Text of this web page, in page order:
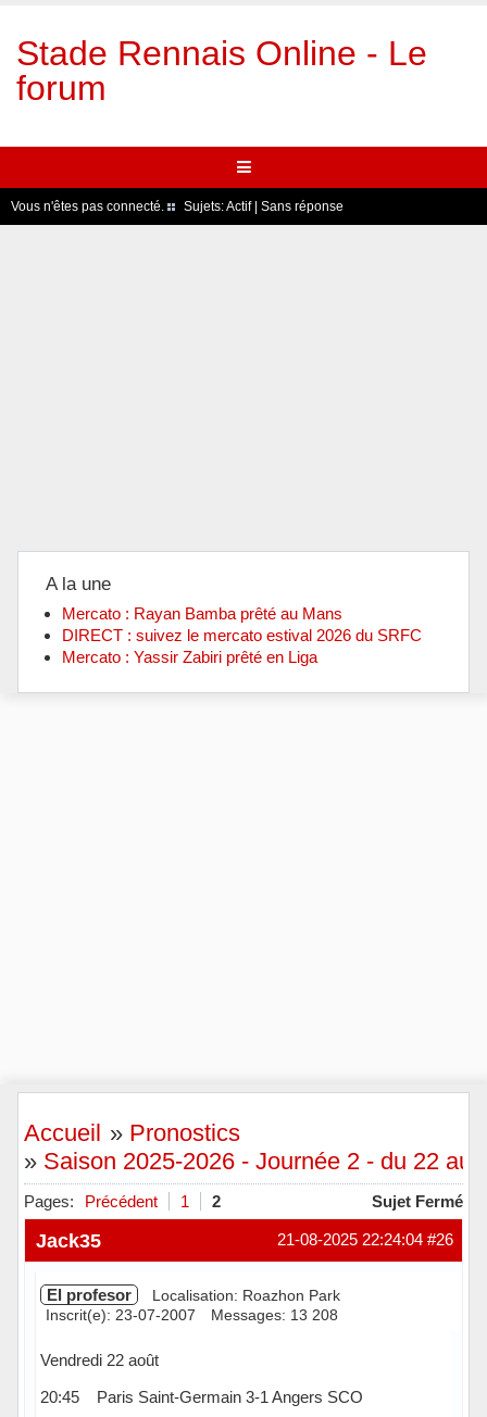
Stade Rennais Online - Le
forum
Vous n'êtes pas connecté. Sujets:Actif| Sans réponse
A la une
Mercato : Rayan Bamba prêté au Mans
DIRECT : suivez le mercato estival 2026 du SRFC
Mercato : Yassir Zabiri prêté en Liga
Accueil » Pronostics
» Saison 2025-2026 - Journée 2 - du 22 au
Pages: Précédent 1 2 Sujet Fermé
#26
21-08-2025 22:24:04
Jack35
El profesor
Localisation: Roazhon Park
Inscrit(e): 23-07-2007
Messages: 13 208
Vendredi 22 août
20:45 Paris Saint-Germain 3-1 Angers SCO